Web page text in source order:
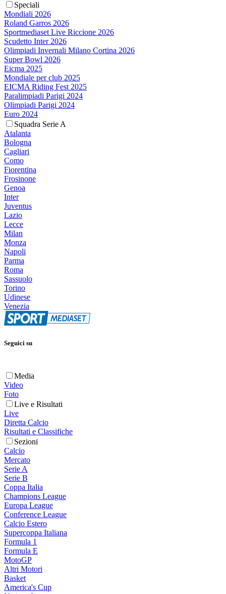
Speciali
Mondiali 2026
Roland Garros 2026
Sportmediaset Live Riccione 2026
Scudetto Inter 2026
Olimpiadi Invernali Milano Cortina 2026
Super Bowl 2026
Eicma 2025
Mondiale per club 2025
EICMA Riding Fest 2025
Paralimpiadi Parigi 2024
Olimpiadi Parigi 2024
Euro 2024
Squadra Serie A
Atalanta
Bologna
Cagliari
Como
Fiorentina
Frosinone
Genoa
Inter
Juventus
Lazio
Lecce
Milan
Monza
Napoli
Parma
Roma
Sassuolo
Torino
Udinese
Venezia
Seguici su
Media
Video
Foto
Live e Risultati
Live
Diretta Calcio
Risultati e Classifiche
Sezioni
Calcio
Mercato
Serie A
Serie B
Coppa Italia
Champions League
Europa League
Conference League
Calcio Estero
Supercoppa Italiana
Formula 1
Formula E
MotoGP
Altri Motori
Basket
America's Cup